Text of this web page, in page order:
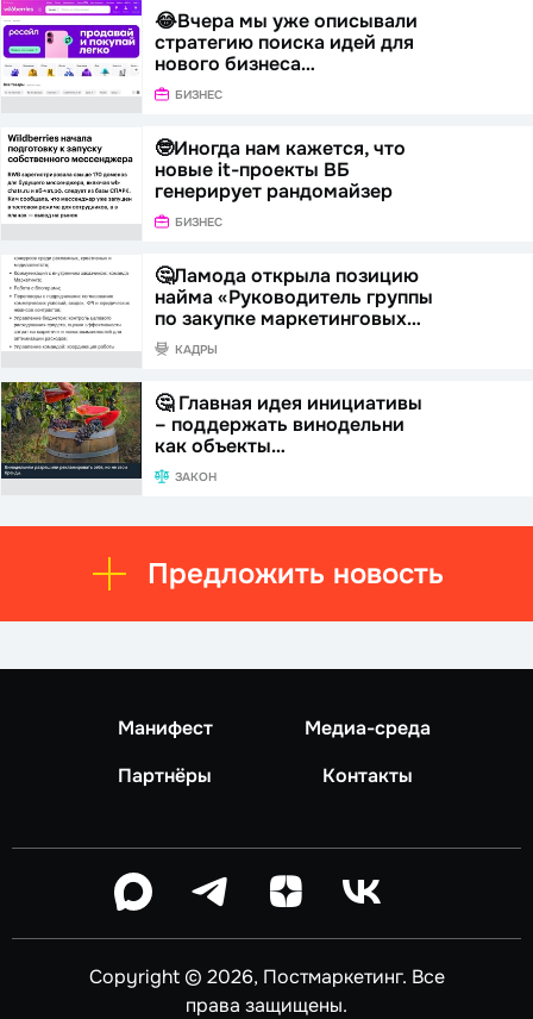
😂Вчера мы уже описывали
стратегию поиска идей для
нового бизнеса…
БИЗНЕС
🤓Иногда нам кажется, что
новые it-проекты ВБ
генерирует рандомайзер
БИЗНЕС
🤔Ламода открыла позицию
найма «Руководитель группы
по закупке маркетинговых…
КАДРЫ
🤔 Главная идея инициативы
– поддержать винодельни
как объекты…
ЗАКОН
Предложить новость
Манифест
Медиа-среда
Партнёры
Контакты
Copyright © 2026, Постмаркетинг. Все
права защищены.